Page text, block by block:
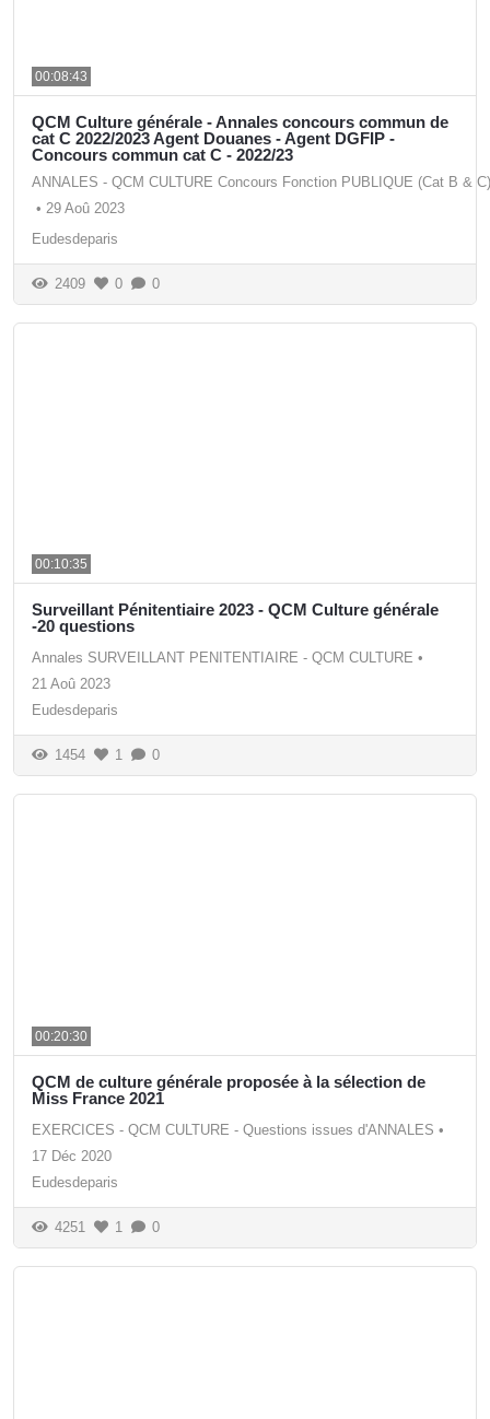
00:08:43
QCM Culture générale - Annales concours commun de
cat C 2022/2023 Agent Douanes - Agent DGFIP -
Concours commun cat C - 2022/23
ANNALES - QCM CULTURE Concours Fonction PUBLIQUE (Cat B & C)
• 29 Aoû 2023
Eudesdeparis
2409 0 0
00:10:35
Surveillant Pénitentiaire 2023 - QCM Culture générale
-20 questions
Annales SURVEILLANT PENITENTIAIRE - QCM CULTURE •
21 Aoû 2023
Eudesdeparis
1454 1 0
00:20:30
QCM de culture générale proposée à la sélection de
Miss France 2021
EXERCICES - QCM CULTURE - Questions issues d'ANNALES •
17 Déc 2020
Eudesdeparis
4251 1 0